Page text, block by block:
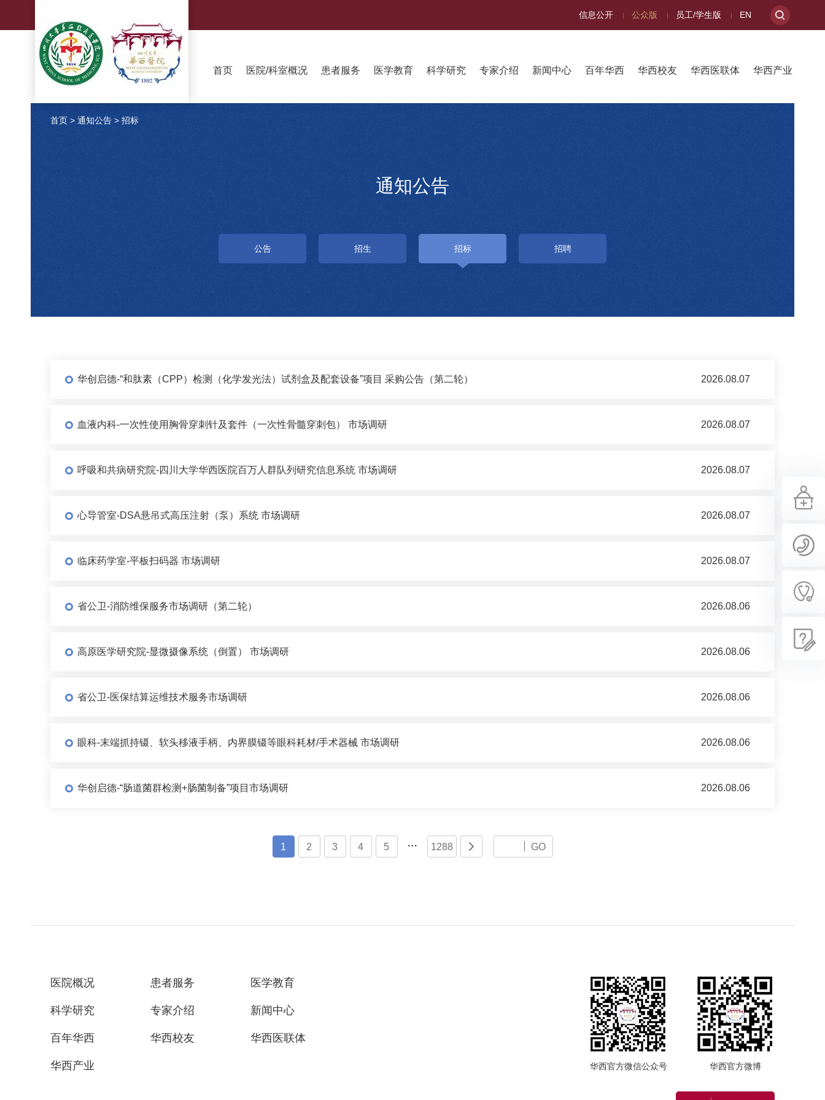
信息公开 公众版 员工/学生版 EN
首页 医院/科室概况 患者服务 医学教育 科学研究 专家介绍 新闻中心 百年华西 华西校友 华西医联体 华西产业
首页 > 通知公告 > 招标
通知公告
公告 招生 招标 招聘
华创启德-“和肽素（CPP）检测（化学发光法）试剂盒及配套设备”项目 采购公告（第二轮） 2026.08.07
血液内科-一次性使用胸骨穿刺针及套件（一次性骨髓穿刺包） 市场调研 2026.08.07
呼吸和共病研究院-四川大学华西医院百万人群队列研究信息系统 市场调研 2026.08.07
心导管室-DSA悬吊式高压注射（泵）系统 市场调研 2026.08.07
临床药学室-平板扫码器 市场调研 2026.08.07
省公卫-消防维保服务市场调研（第二轮） 2026.08.06
高原医学研究院-显微摄像系统（倒置） 市场调研 2026.08.06
省公卫-医保结算运维技术服务市场调研 2026.08.06
眼科-末端抓持镊、软头移液手柄、内界膜镊等眼科耗材/手术器械 市场调研 2026.08.06
华创启德-“肠道菌群检测+肠菌制备”项目市场调研 2026.08.06
1 2 3 4 5  1288  GO
医院概况 患者服务 医学教育
科学研究 专家介绍 新闻中心
百年华西 华西校友 华西医联体
华西产业 华西官方微信公众号 华西官方微博